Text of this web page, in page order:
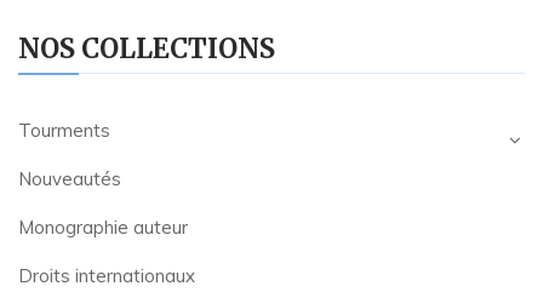
NOS COLLECTIONS
Tourments
Nouveautés
Monographie auteur
Droits internationaux